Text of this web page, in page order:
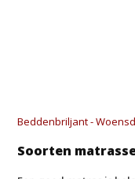
Beddenbriljant -
Soorten